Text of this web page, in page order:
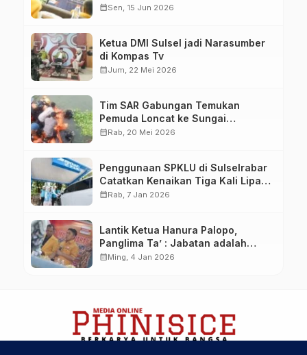
Pejuang
calendar_monthSen, 15 Jun 2026
Ketua DMI Sulsel jadi Narasumber
di Kompas Tv
calendar_monthJum, 22 Mei 2026
Tim SAR Gabungan Temukan
Pemuda Loncat ke Sungai
Pampang Makassar
calendar_monthRab, 20 Mei 2026
Penggunaan SPKLU di Sulselrabar
Catatkan Kenaikan Tiga Kali Lipat
di Tahun 2025
calendar_monthRab, 7 Jan 2026
Lantik Ketua Hanura Palopo,
Panglima Ta’ : Jabatan adalah
amanah siap dipertanggung
calendar_monthMing, 4 Jan 2026